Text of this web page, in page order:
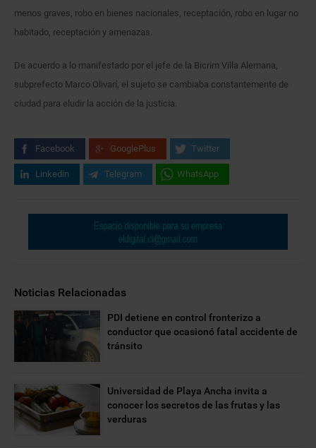
menos graves, robo en bienes nacionales, receptación, robo en lugar no
habitado, receptación y amenazas.
De acuerdo a lo manifestado por el jefe de la Bicrim Villa Alemana,
subprefecto Marco Olivarí, el sujeto se cambiaba constantemente de
ciudad para eludir la acción de la justicia.
Facebook GooglePlus Twitter
Linkedin Telegram WhatsApp
Noticias Relacionadas
PDI detiene en control fronterizo a
conductor que ocasionó fatal accidente de
tránsito
Universidad de Playa Ancha invita a
conocer los secretos de las frutas y las
verduras